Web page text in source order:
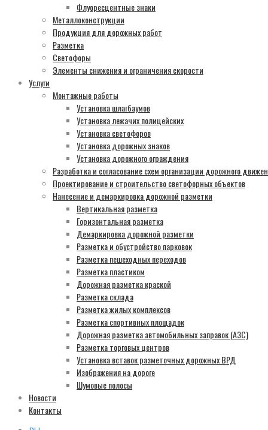
Флуоресцентные знаки
Металлоконструкции
Продукция для дорожных работ
Разметка
Светофоры
Элементы снижения и ограничения скорости
Услуги
Монтажные работы
Установка шлагбаумов
Установка лежачих полицейских
Установка светофоров
Установка дорожных знаков
Установка дорожного ограждения
Разработка и согласование схем организации дорожного
Проектирование и строительство светофорных объектов
Нанесение и демаркировка дорожной разметки
Вертикальная разметка
Горизонтальная разметка
Демаркировка дорожной разметки
Разметка и обустройство парковок
Разметка пешеходных переходов
Разметка пластиком
Дорожная разметка краской
Разметка склада
Разметка жилых комплексов
Разметка спортивных площадок
Дорожная разметка автомобильных заправок (АЗС)
Разметка торговых центров
Установка вставок разметочных дорожных ВРД
Изображения на дороге
Шумовые полосы
Новости
Контакты